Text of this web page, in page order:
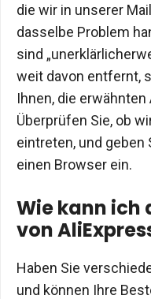
die wir in unserer
dasselbe Problem
sind
weit davon entfernt,
Ihnen, die
Überprüfen Sie, ob
eintreten, und geben
einen Browser ein.
Wie kann ich
von
Haben Sie
und können Ihre